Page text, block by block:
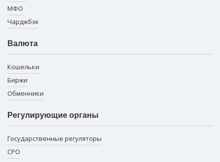
МФО
Чарджбэк
Валюта
Кошельки
Биржи
Обменники
Регулирующие органы
Государственные регуляторы
СРО